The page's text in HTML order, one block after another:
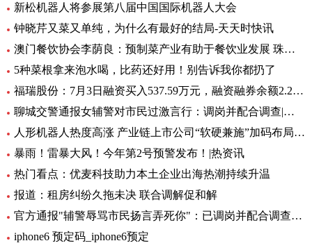
新松机器人将参展第八届中国国际机器人大会
钟晓芹又菜又单纯，为什么有最好的结局-天天时快讯
澳门餐饮协会李荫良：预制菜产业有助于餐饮业发展 珠澳要优势互补 焦点
5种菜根拿来泡水喝，比药还好用！别告诉我你都扔了
福瑞股份：7月3日融资买入537.59万元，融资融券余额2.29亿元
聊城交警通报女辅警对市民过激言行：调岗并配合调查|环球快资讯
人形机器人热度高涨 产业链上市公司“软硬兼施”加码布局|环球播资讯
暴雨！雷暴大风！今年第2号预警发布！|热资讯
热门看点：优麦科技助力本土企业出海热潮持续升温
报道：租房纠纷久拖未决 联合调解促和解
官方通报"辅警辱骂市民扬言弄死你"：已调岗并配合调查-当前聚焦
iphone6 预定码_iphone6预定